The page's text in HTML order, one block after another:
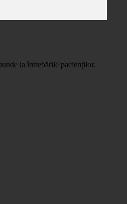
la întrebările pacienților.